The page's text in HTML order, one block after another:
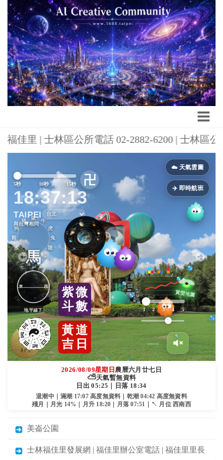
佳里 | 士林區公所電話 02-2882-6200 | 士林區公
☁️ 天氣雲圖
✈️ 即時航班
紫微
斗數
黃道
吉 日
1 2 3 4 5
5秒 10秒 15秒 卍
18:37:14
TAIPEI
與台灣相同
鼠
牛
虎
兔
龍
蛇
馬
羊
猴
雞
狗
豬
東 西
地平線下
Next
2026/08/09星期日農曆六月廿七日
⛅天氣暫無資料
日出 05:25｜日落 18:34
退潮中｜滿潮 17:07 高度無資料｜乾潮 04:42 高度無資料
殘月｜月光 14%｜月升 18:20｜月落 07:51｜↖ 月位 西南西
美崙公園
士林福佳里發展網 | 福佳里辦公室電話 | 福佳里里長